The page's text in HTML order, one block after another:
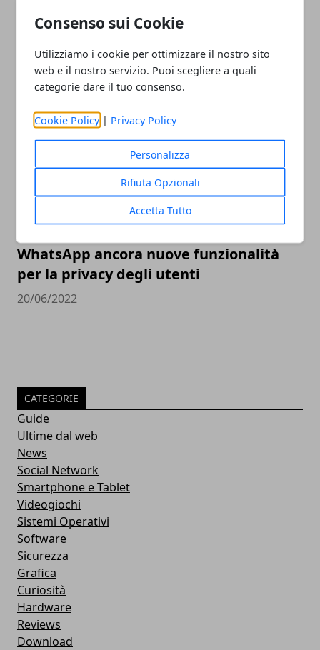
Consenso sui Cookie
Utilizziamo i cookie per ottimizzare il nostro sito
web e il nostro servizio. Puoi scegliere a quali
categorie dare il tuo consenso.
Cookie Policy | Privacy Policy
Personalizza
Rifiuta Opzionali
Accetta Tutto
La nuova funzionalità di WhatsApp la
attendevano tutti
WhatsApp ancora nuove funzionalità
per la privacy degli utenti
20/06/2022
CATEGORIE
Guide
Ultime dal web
News
Social Network
Smartphone e Tablet
Videogiochi
Sistemi Operativi
Software
Sicurezza
Grafica
Curiosità
Hardware
Reviews
Download